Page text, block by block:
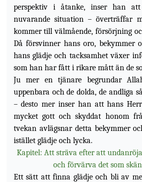
perspektiv i åtanke, inser han
nuvarande situation – överträffar
kommer till välmående, försörjning
Då försvinner hans oro, bekymmer
hans glädje och tacksamhet växer
som han har fått i rikare mått än de
Ju mer en tjänare begrundar
uppenbara och de dolda, de andliga
– desto mer inser han att hans
mycket gott och skyddat honom
tvekan avlägsnar detta bekymmer
istället glädje och lycka.
Kapitel: Att sträva efter att
och förvärva det som
Ett sätt att finna glädje och bli av